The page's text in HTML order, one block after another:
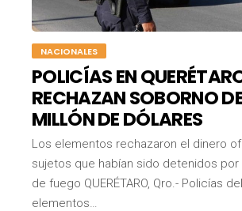
NACIONALES
POLICÍAS EN
RECHAZAN SOBORNO
MILLÓN DE DÓLARES
Los elementos rechazaron el dinero
sujetos que habían sido detenidos por
de fuego QUERÉTARO, Qro.- Policías
elementos…